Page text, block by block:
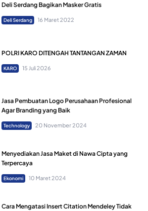
Deli Serdang Bagikan Masker Gratis
Deli Serdang 16 Maret 2022
POLRI KARO DITENGAH TANTANGAN ZAMAN
KARO 15 Juli 2026
Jasa Pembuatan Logo Perusahaan Profesional
Agar Branding yang Baik
Technology 20 November 2024
Menyediakan Jasa Maket di Nawa Cipta yang
Terpercaya
Ekonomi 10 Maret 2024
Cara Mengatasi Insert Citation Mendeley Tidak